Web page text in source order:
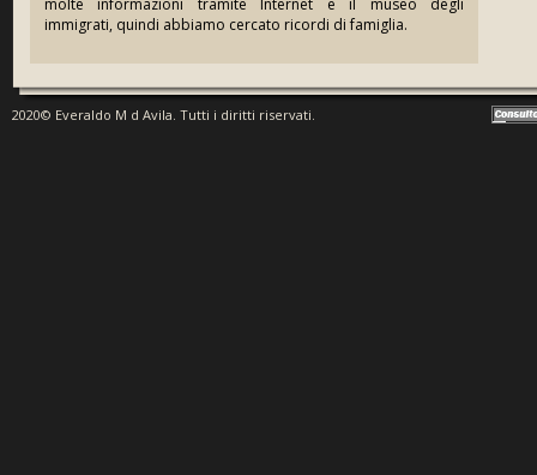
molte informazioni tramite Internet e il museo degli
immigrati, quindi abbiamo cercato ricordi di famiglia.
2020© Everaldo M d Avila. Tutti i diritti riservati.